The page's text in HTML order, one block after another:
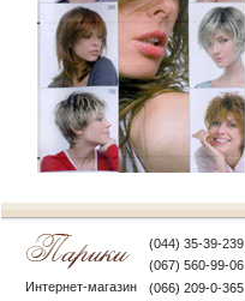
Интернет-магазин
(044) 35-39-239
(067) 560-99-06
(066) 209-0-365